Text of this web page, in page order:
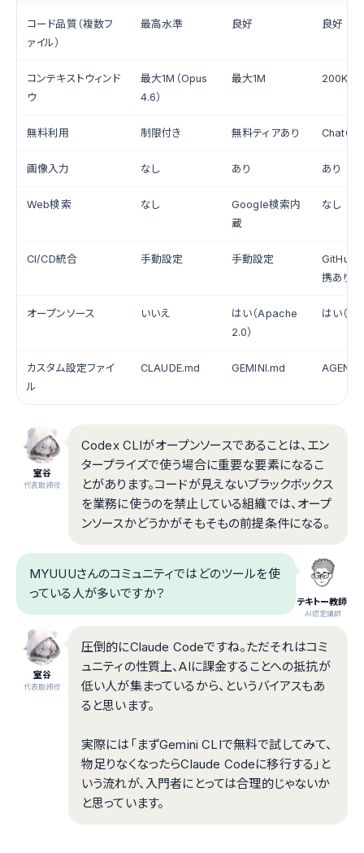
コード品質（複数フ
ァイル）
最高水準 良好 良好
コンテキストウィンド
ウ
最大1M（Opus
4.6）
最大1M 200K
無料利用 制限付き 無料ティアあり
画像入力 なし あり あり
Web検索 なし
Google検索内
蔵
なし
CI/CD統合 手動設定 手動設定
GitHub
携あり
オープンソース いいえ
はい（Apache
2.0）
はい（
カスタム設定ファイ
ル
CLAUDE.md GEMINI.md
室谷
代表取締役
Codex CLIがオープンソースであることは、エン
タープライズで使う場合に重要な要素になるこ
とがあります。コードが見えないブラックボックス
を業務に使うのを禁止している組織では、オープ
ンソースかどうかがそもそもの前提条件になる。
テキトー教師
.AI認定講師
MYUUUさんのコミュニティではどのツールを使
っている人が多いですか？
室谷
代表取締役
圧倒的にClaude Codeですね。ただそれはコミ
ュニティの性質上、AIに課金することへの抵抗が
低い人が集まっているから、というバイアスもあ
ると思います。
実際には「まずGemini CLIで無料で試してみて、
物足りなくなったらClaude Codeに移行する」と
いう流れが、入門者にとっては合理的じゃないか
と思っています。